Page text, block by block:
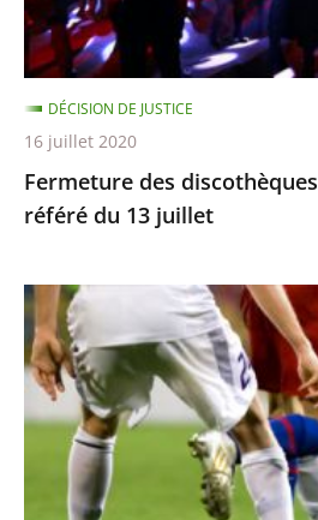
du
13
juillet
Fermeture des
référé du 13 juillet
DÉCISION DE JUSTICE
16 juillet 2020
Relégation
d’Orléans
et
du
Mans
National